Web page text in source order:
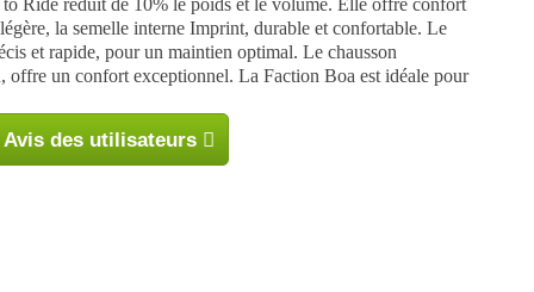
Ride réduit de 10% le poids et le volume. Elle offre confort
la semelle interne Imprint, durable et confortable. Le
et rapide, pour un maintien optimal. Le chausson
un confort exceptionnel. La Faction Boa est idéale pour
Avis des utilisateurs